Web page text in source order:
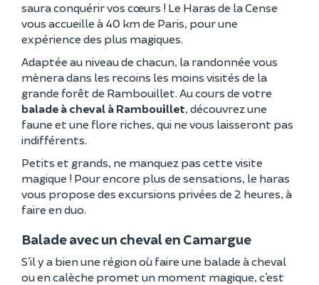
saura conquérir vos cœurs ! Le Haras de la Cense
vous accueille à 40 km de Paris, pour une
expérience des plus magiques.
Adaptée au niveau de chacun, la randonnée vous
mènera dans les recoins les moins visités de la
grande forêt de Rambouillet. Au cours de votre
balade à cheval à Rambouillet, découvrez une
faune et une flore riches, qui ne vous laisseront pas
indifférents.
Petits et grands, ne manquez pas cette visite
magique ! Pour encore plus de sensations, le haras
vous propose des excursions privées de 2 heures, à
faire en duo.
Balade avec un cheval en Camargue
S’il y a bien une région où faire une balade à cheval
ou en calèche promet un moment magique, c’est